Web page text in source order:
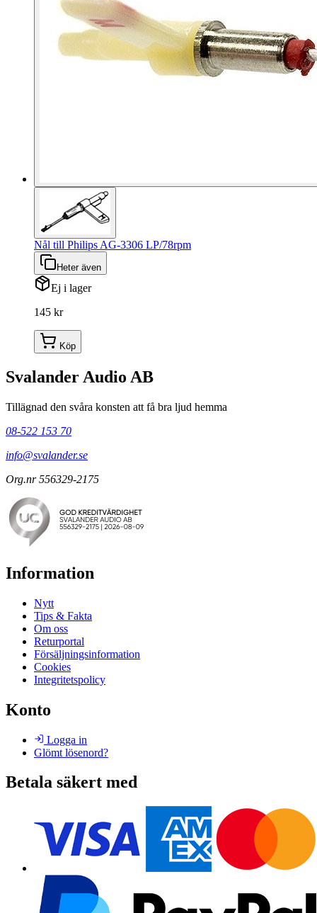
Nål till Philips AG-3306 LP/78rpm
Heter även
Ej i lager
145 kr
Köp
Svalander Audio AB
Tillägnad den svåra konsten att få bra ljud hemma
08-522 153 70
info@svalander.se
Org.nr 556329-2175
Information
Nytt
Tips & Fakta
Om oss
Returportal
Försäljningsinformation
Cookies
Integritetspolicy
Konto
Logga in
Glömt lösenord?
Betala säkert med